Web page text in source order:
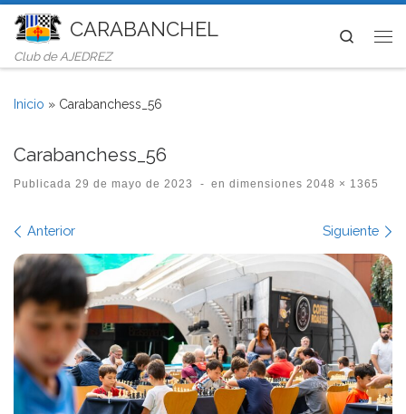
Saltar al contenido
CARABANCHEL
Club de AJEDREZ
Search
Inicio » Carabanchess_56
Carabanchess_56
Publicada 29 de mayo de 2023 - en dimensiones 2048 × 1365
Navegación de imágenes
Anterior Siguiente